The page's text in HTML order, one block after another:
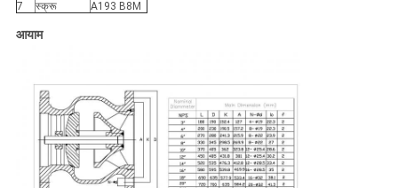
7
स्क्रू A193 B8M
आयाम